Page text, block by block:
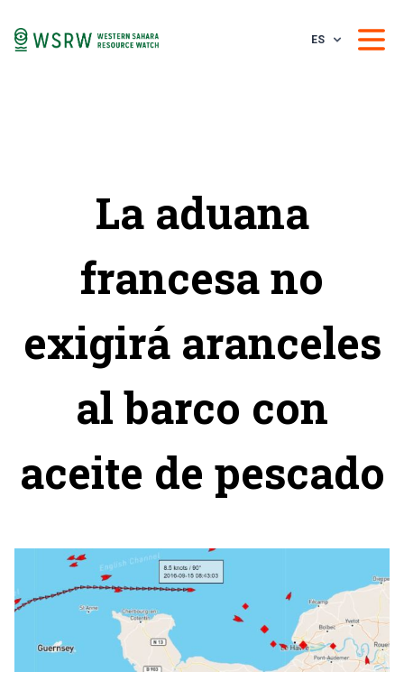
ES
La aduana
francesa no
exigirá aranceles
al barco con
aceite de pescado